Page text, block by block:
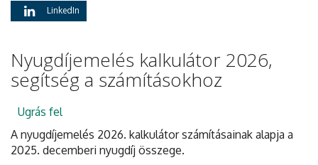
LinkedIn
Nyugdíjemelés kalkulátor 2026,
segítség a számításokhoz
Ugrás fel
A nyugdíjemelés 2026. kalkulátor számításainak alapja a
2025. decemberi nyugdíj összege.